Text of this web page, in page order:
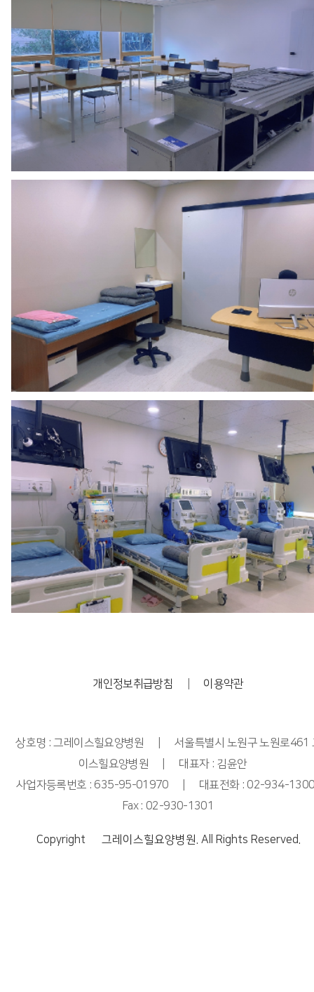
개인정보취급방침 이용약관
상호명 : 그레이스힐요양병원
서울특별시 노원구 노원로461
이스힐요양병원
대표자 : 김윤안
사업자등록번호 : 635-95-01970
대표전화 : 02-934-
Fax : 02-930-1301
Copyright Ⓒ 그레이스힐요양병원. All Rights Reserved.